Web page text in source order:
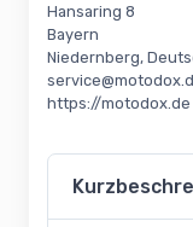
Hansaring 8
Bayern
Niedernberg,
https://motodox.de